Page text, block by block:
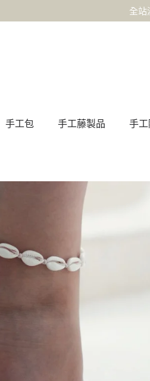
全站
手工包 手工藤製品 手